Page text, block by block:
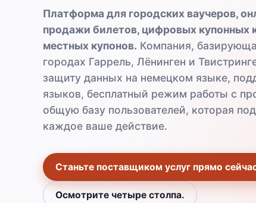
Платформа для городских ваучеров,
продажи билетов, цифровых купонных
местных купонов. Компания,
городах Гаррель, Лёнинген и
защиту данных на немецком языке,
языков, бесплатный режим работы с
общую базу пользователей, которая
каждое ваше действие.
Станьте поставщиком услуг прямо
Осмотрите четыре столпа.